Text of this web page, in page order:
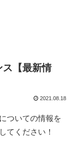
ス【最新情
2021.08.18
ついての情報を
てください！